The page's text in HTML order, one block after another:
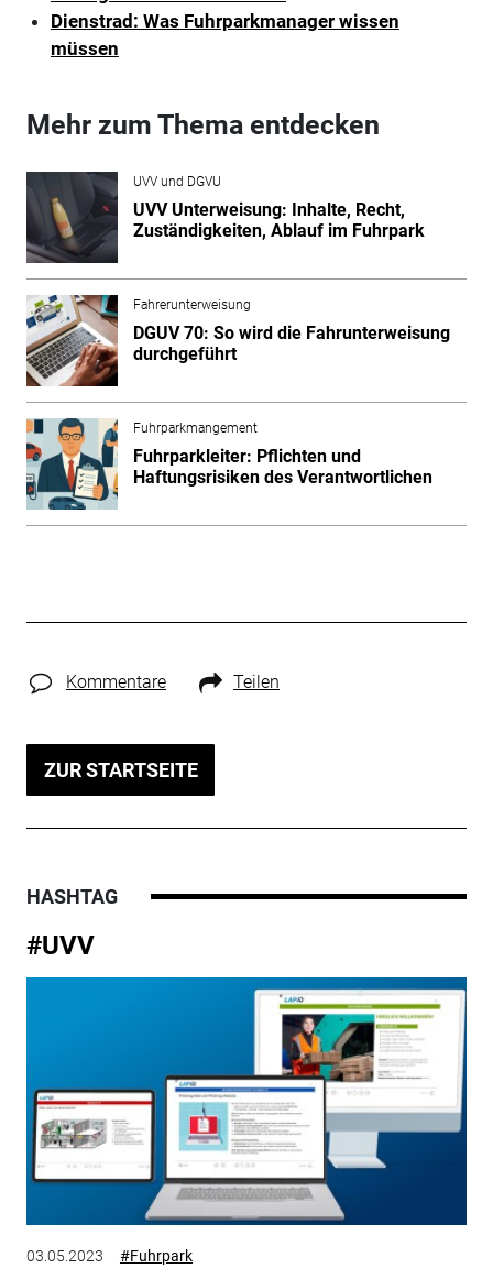
Dienstrad: Was Fuhrparkmanager wissen
müssen
Mehr zum Thema entdecken
UVV und DGVU
UVV Unterweisung: Inhalte, Recht,
Zuständigkeiten, Ablauf im Fuhrpark
Fahrerunterweisung
DGUV 70: So wird die Fahrunterweisung
durchgeführt
Fuhrparkmangement
Fuhrparkleiter: Pflichten und
Haftungsrisiken des Verantwortlichen
Kommentare Teilen
ZUR STARTSEITE
HASHTAG
#UVV
03.05.2023 #Fuhrpark